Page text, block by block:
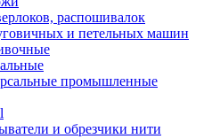
распошивалок
и петельных машин
промышленные
и обрезчики нити